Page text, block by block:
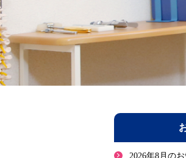
2026年8月の